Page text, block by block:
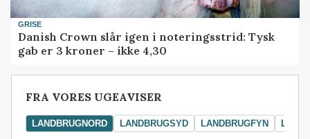
GRISE
Danish Crown slår igen i noteringsstrid: Tysk
gab er 3 kroner – ikke 4,30
FRA VORES UGEAVISER
LANDBRUGNORD LANDBRUGSYD LANDBRUGFYN